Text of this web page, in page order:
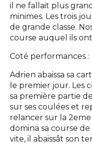
il ne fallait plus
minimes. Les trois
de grande classe.
course auquel ils
Coté performances :
Adrien abaissa sa
le premier jour. Les
sa première partie
sur ses coulées et
relancer sur la
domina sa course
vite, il abaissât son